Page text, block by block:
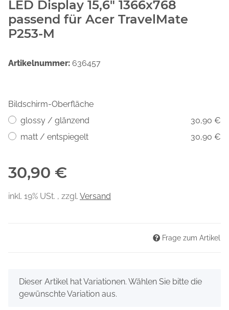
LED Display 15,6" 1366x768
passend für Acer TravelMate
P253-M
Artikelnummer: 636457
Bildschirm-Oberfläche
glossy / glänzend
30,90 €
matt / entspiegelt
30,90 €
30,90 €
inkl. 19% USt. , zzgl. Versand
Frage zum Artikel
x
Dieser Artikel hat Variationen. Wählen Sie bitte die
gewünschte Variation aus.